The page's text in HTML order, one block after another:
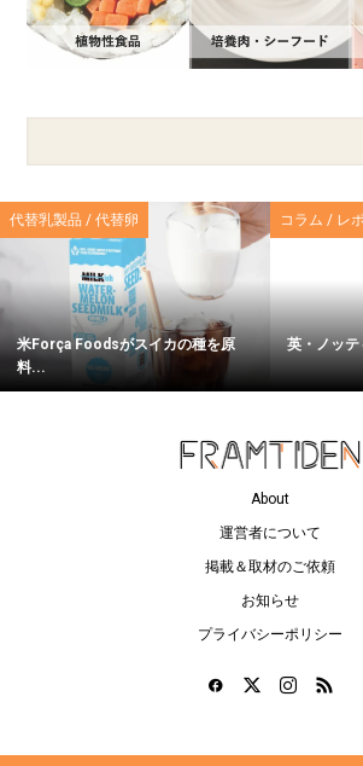
代替乳製品 / 代替卵
米Força Foodsがスイカの種を原
料...
コラム / レ
英・ノッ
About
運営者について
掲載＆取材のご依頼
お知らせ
プライバシーポリシー